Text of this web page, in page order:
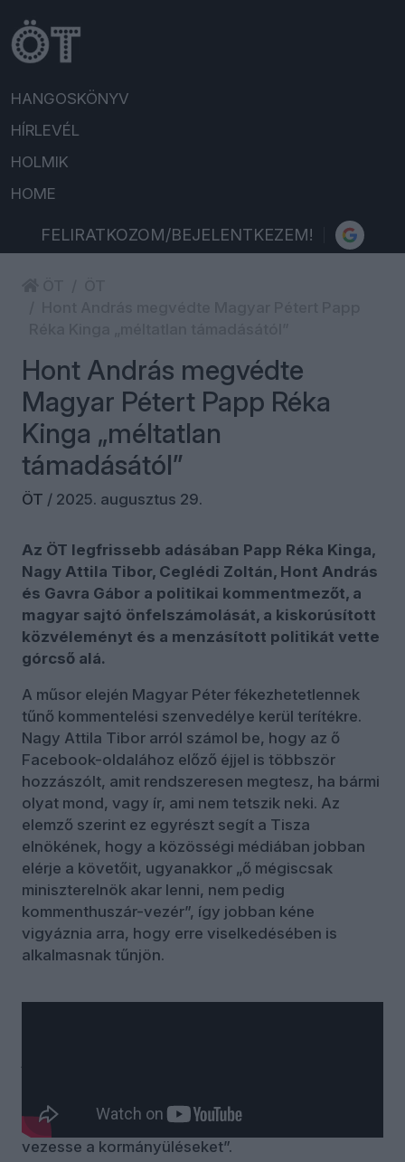
HANGOSKÖNYV
HÍRLEVÉL
HOLMIK
HOME
FELIRATKOZOM/BEJELENTKEZEM!
Hont András megvédte
Magyar Pétert Papp Réka
Kinga „méltatlan
támadásától”
ÖT / 2025. augusztus 29.
Az ÖT legfrissebb adásában Papp Réka Kinga,
Nagy Attila Tibor, Ceglédi Zoltán, Hont András
és Gavra Gábor a politikai kommentmezőt, a
magyar sajtó önfelszámolását, a kiskorúsított
közvéleményt és a menzásított politikát vette
górcső alá.
A műsor elején Magyar Péter fékezhetetlennek
tűnő kommentelési szenvedélye kerül terítékre.
Nagy Attila Tibor arról számol be, hogy az ő
Facebook-oldalához előző éjjel is többször
hozzászólt, amit rendszeresen megtesz, ha bármi
olyat mond, vagy ír, ami nem tetszik neki. Az
elemző szerint ez egyrészt segít a Tisza
elnökének, hogy a közösségi médiában jobban
elérje a követőit, ugyanakkor „ő mégiscsak
miniszterelnök akar lenni, nem pedig
kommenthuszár-vezér”, így jobban kéne
vigyáznia arra, hogy erre viselkedésében is
alkalmasnak tűnjön.
Hogyan tudják azt mondani maguknak, hogy
„igenis én azt szeretném, hogy ez az ember
vezesse a kormányüléseket”.